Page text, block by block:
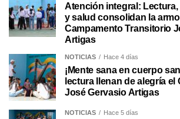
Atención integral:
y salud consolidan la
Campamento Transitorio
Artigas
NOTICIAS Hace 4 días
¡Mente sana en cuerpo
lectura llenan de alegría el
José Gervasio Artigas
NOTICIAS Hace 5 días